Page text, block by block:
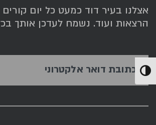
הפעל/כבה ניגודיות גבוהה
אצלנו בעיר דוד כמעט כל יום
הרצאות ועוד. נשמח לעדכן אותך
כתובת דואר אלקטרוני